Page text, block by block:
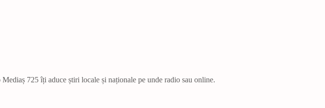
725 îți aduce știri locale și naționale pe unde radio sau online.